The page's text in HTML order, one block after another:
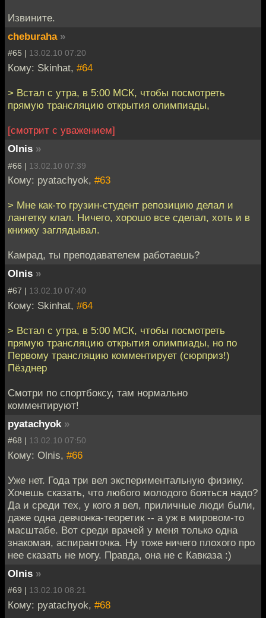
Извините.
cheburaha »
#65 | 13.02.10 07:20
Кому: Skinhat, #64
> Встал с утра, в 5:00 МСК, чтобы посмотреть
прямую трансляцию открытия олимпиады,
[смотрит с уважением]
Olnis »
#66 | 13.02.10 07:39
Кому: pyatachyok, #63
> Мне как-то грузин-студент репозицию делал и
лангетку клал. Ничего, хорошо все сделал, хоть и в
книжку заглядывал.
Камрад, ты преподавателем работаешь?
Olnis »
#67 | 13.02.10 07:40
Кому: Skinhat, #64
> Встал с утра, в 5:00 МСК, чтобы посмотреть
прямую трансляцию открытия олимпиады, но по
Первому трансляцию комментирует (сюрприз!)
Пёзднер
Смотри по спортбоксу, там нормально
комментируют!
pyatachyok »
#68 | 13.02.10 07:50
Кому: Olnis, #66
Уже нет. Года три вел экспериментальную физику.
Хочешь сказать, что любого молодого бояться надо?
Да и среди тех, у кого я вел, приличные люди были,
даже одна девчонка-теоретик -- а уж в мировом-то
масштабе. Вот среди врачей у меня только одна
знакомая, аспиранточка. Ну тоже ничего плохого про
нее сказать не могу. Правда, она не с Кавказа :)
Olnis »
#69 | 13.02.10 08:21
Кому: pyatachyok, #68